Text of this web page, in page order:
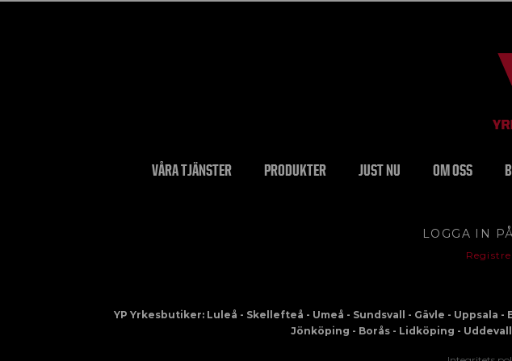
VÅRA TJÄNSTER PRODUKTER JUST NU OM OSS
LOGGA IN
YP Yrkesbutiker: Luleå - Skellefteå - Umeå - Sundsvall - Gävle -
Jönköping - Borås - Lidköping -